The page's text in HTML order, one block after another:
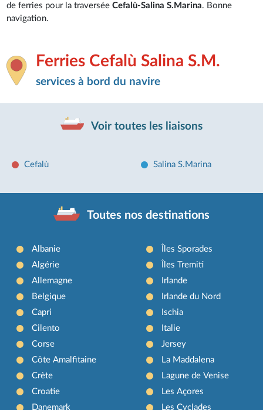
de ferries pour la traverséeCefalù-Salina S.Marina. Bonne
navigation.
Ferries Cefalù Salina S.M.
services à bord du navire
Voir toutes les liaisons
Cefalù Salina S.Marina
Toutes nos destinations
Albanie
Algérie
Allemagne
Belgique
Capri
Cilento
Corse
Côte Amalfitaine
Crète
Croatie
Danemark
Îles Sporades
Îles Tremiti
Irlande
Irlande du Nord
Ischia
Italie
Jersey
La Maddalena
Lagune de Venise
Les Açores
Les Cyclades